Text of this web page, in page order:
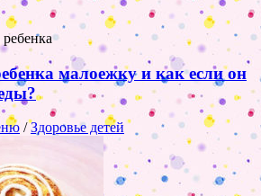
малоежку и как если он
/Здоровье детей